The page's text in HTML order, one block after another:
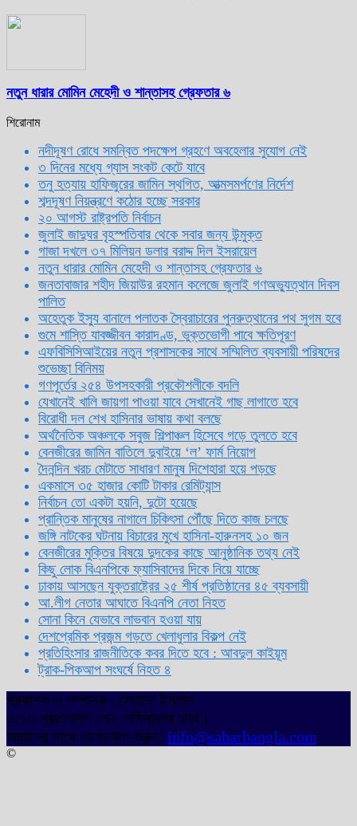
নতুন ধারার মোমিন মেহেদী ও শান্তাসহ গ্রেফতার ৬
শিরোনাম
নদীদূষণ রোধে সমন্বিত পদক্ষেপ গ্রহণে অবহেলার সুযোগ নেই
৩ দিনের মধ্যে গ্যাস সংকট কেটে যাবে
তনু হত্যায় হাফিজুরের জামিন স্থগিত, আত্মসমর্পণের নির্দেশ
শব্দদূষণ নিয়ন্ত্রণে কঠোর হচ্ছে সরকার
২০ আগস্ট রাষ্ট্রপতি নির্বাচন
জুলাই জাদুঘর বৃহস্পতিবার থেকে সবার জন্য উন্মুক্ত
গাজা দখলে ৩৭ মিলিয়ন ডলার বরাদ্দ দিল ইসরায়েল
নতুন ধারার মোমিন মেহেদী ও শান্তাসহ গ্রেফতার ৬
জনতাবাজার শহীদ জিয়াউর রহমান কলেজে জুলাই গণঅভ্যুত্থান দিবস
পালিত
অহেতুক ইস্যু বানালে পলাতক স্বৈরাচারের পুনরুত্থানের পথ সুগম হবে
গুমে শাস্তি যাবজ্জীবন কারাদণ্ড, ভুক্তভোগী পাবে ক্ষতিপূরণ
এফবিসিসিআইয়ের নতুন প্রশাসকের সাথে সম্মিলিত ব্যবসায়ী পরিষদের
শুভেচ্ছা বিনিময়
গণপূর্তের ২৫৪ উপসহকারী প্রকৌশলীকে বদলি
যেখানেই খালি জায়গা পাওয়া যাবে সেখানেই গাছ লাগাতে হবে
বিরোধী দল শেখ হাসিনার ভাষায় কথা বলছে
অর্থনৈতিক অঞ্চলকে সবুজ শিল্পাঞ্চল হিসেবে গড়ে তুলতে হবে
বেনজীরের জামিন বাতিলে দুবাইয়ে ‌‘ল’ ফার্ম নিয়োগ
দৈনন্দিন খরচ মেটাতে সাধারণ মানুষ দিশেহারা হয়ে পড়ছে
একমাসে ৩৫ হাজার কোটি টাকার রেমিট্যান্স
নির্বাচন তো একটা হয়নি, দুটো হয়েছে
প্রান্তিক মানুষের নাগালে চিকিৎসা পৌঁছে দিতে কাজ চলছে
জঙ্গি নাটকের ঘটনায় বিচারের মুখে হাসিনা-হারুনসহ ১০ জন
বেনজীরের মুক্তির বিষয়ে দুদকের কাছে আনুষ্ঠানিক তথ্য নেই
কিছু লোক বিএনপিকে ফ্যাসিবাদের দিকে নিয়ে যাচ্ছে
ঢাকায় আসছেন যুক্তরাষ্ট্রের ২৫ শীর্ষ প্রতিষ্ঠানের ৪৫ ব্যবসায়ী
আ.লীগ নেতার আঘাতে বিএনপি নেতা নিহত
সোনা কিনে যেভাবে লাভবান হওয়া যায়
দেশপ্রেমিক প্রজন্ম গড়তে খেলাধুলার বিকল্প নেই
প্রতিহিংসার রাজনীতিকে কবর দিতে হবে : আবদুল কাইয়ূম
ট্রাক-পিকআপ সংঘর্ষে নিহত ৪
প্রকাশক ও সম্পাদক : সোহানা ইসলাম
৩/১৩ প্রতাপদাশ লেন, লক্ষিবাজার ঢাকা।
আমাদের সাথে যোগাযোগ করুন: info@sabarbangla.com
©